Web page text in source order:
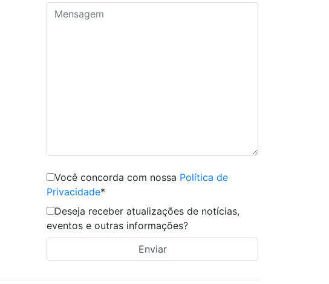
Você concorda com nossa Política de
Privacidade*
Deseja receber atualizações de notícias,
eventos e outras informações?